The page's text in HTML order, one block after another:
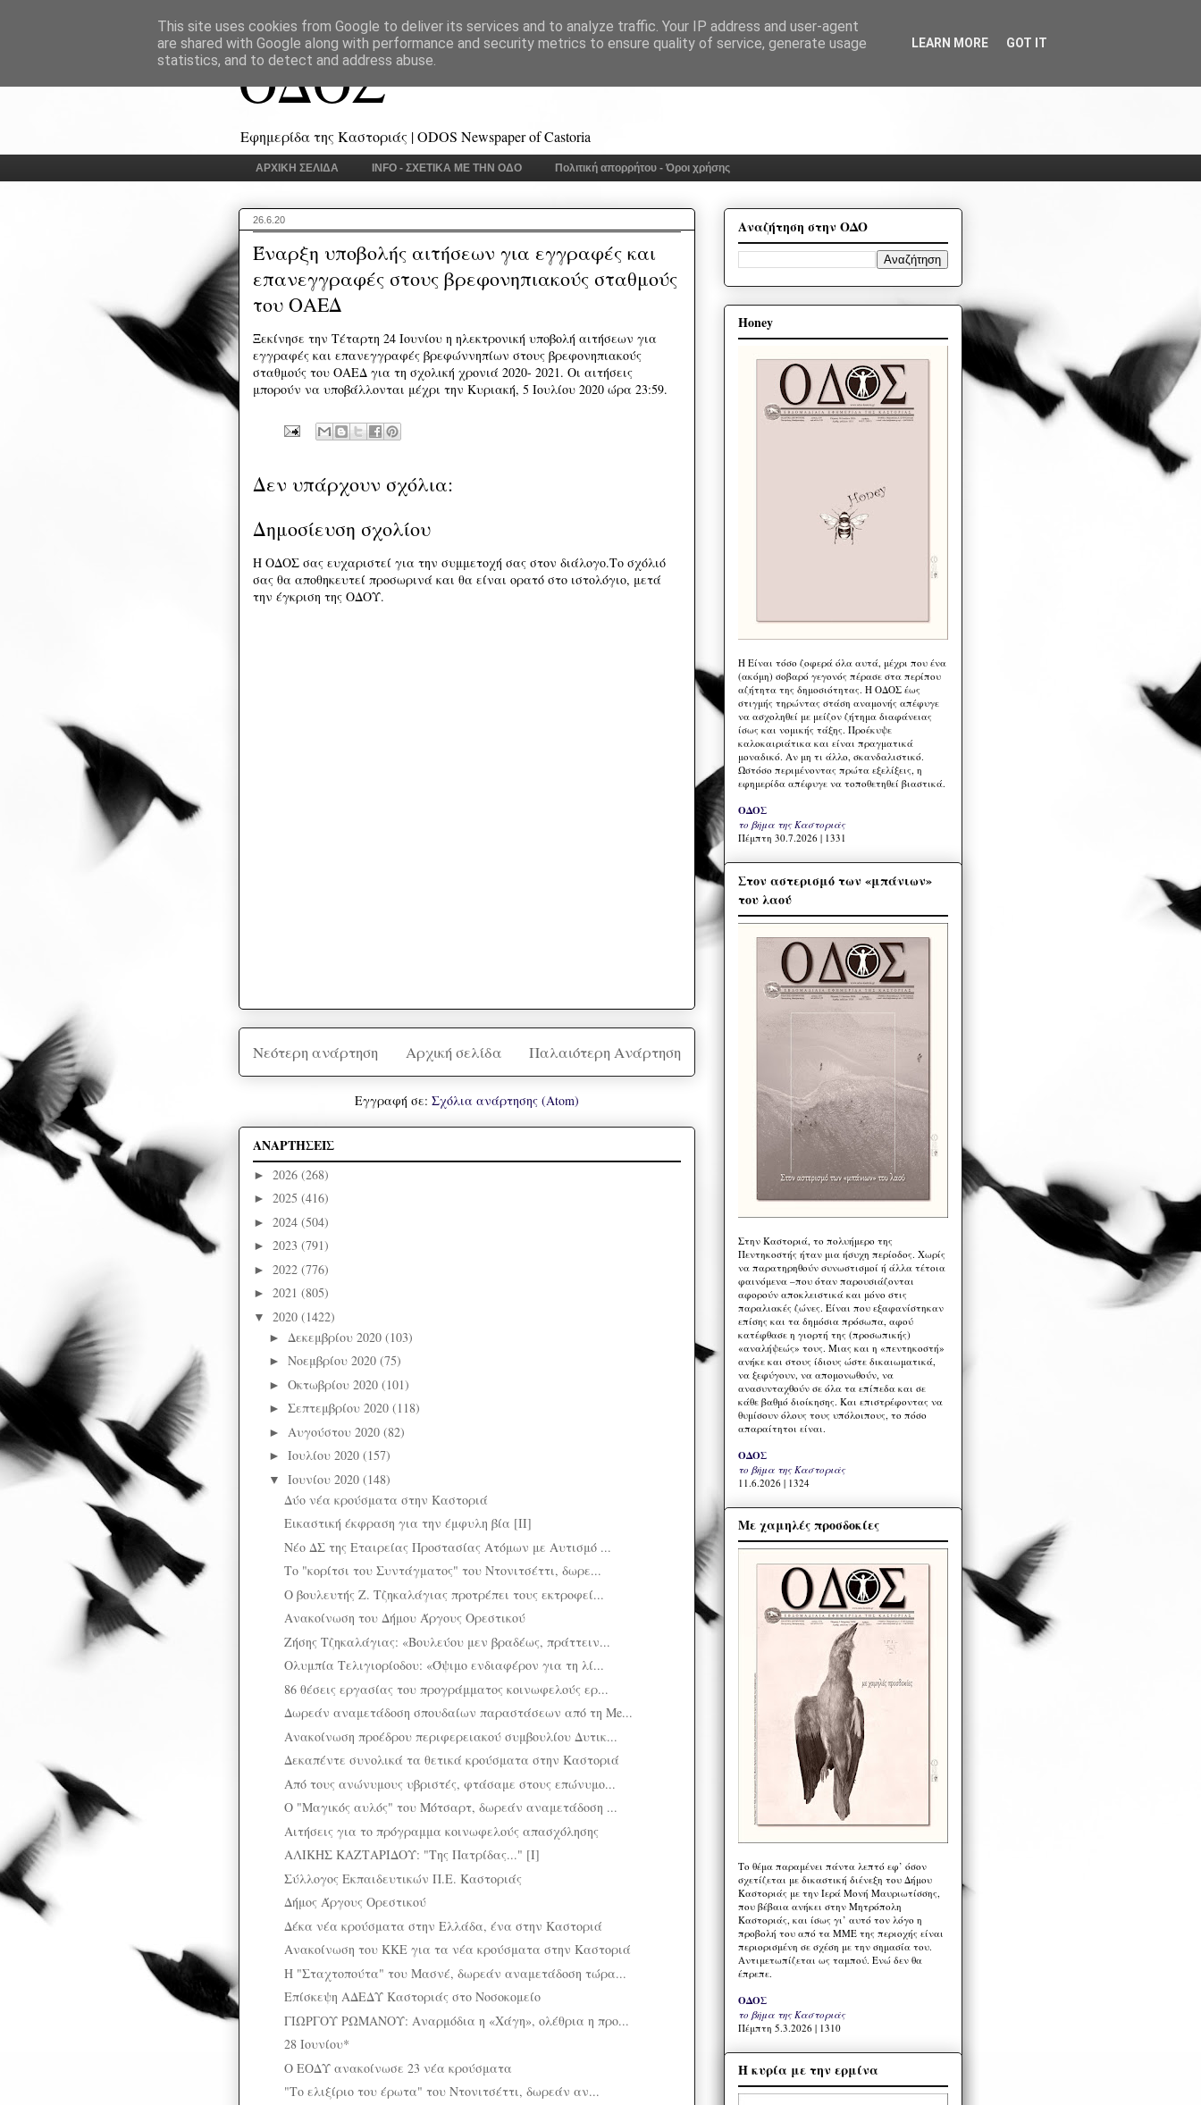
ΟΔΟΣ
Εφημερίδα της Καστοριάς | ODOS Newspaper of Castoria
ΑΡΧΙΚΗ ΣΕΛΙΔΑ INFO - ΣΧΕΤΙΚΑ ΜΕ ΤΗΝ ΟΔΟ Πολιτική απορρήτου - Όροι χρήσης
26.6.20
Έναρξη υποβολής αιτήσεων για εγγραφές και
επανεγγραφές στους βρεφονηπιακούς σταθμούς
του ΟΑΕΔ
Ξεκίνησε την Τέταρτη 24 Ιουνίου η ηλεκτρονική υποβολή αιτήσεων για
εγγραφές και επανεγγραφές βρεφώννηπίων στους βρεφονηπιακούς
σταθμούς του ΟΑΕΔ για τη σχολική χρονιά 2020- 2021. Οι αιτήσεις
μπορούν να υποβάλλονται μέχρι την Κυριακή, 5 Ιουλίου 2020 ώρα 23:59.
Δεν υπάρχουν σχόλια:
Δημοσίευση σχολίου
Η ΟΔΟΣ σας ευχαριστεί για την συμμετοχή σας στον διάλογο.Το σχόλιό
σας θα αποθηκευτεί προσωρινά και θα είναι ορατό στο ιστολόγιο, μετά
την έγκριση της ΟΔΟΥ.
Νεότερη ανάρτηση Παλαιότερη Ανάρτηση
Αρχική σελίδα
Εγγραφή σε: Σχόλια ανάρτησης (Atom)
ΑΝΑΡΤΗΣΕΙΣ
► 2026 (268)
► 2025 (416)
► 2024 (504)
► 2023 (791)
► 2022 (776)
► 2021 (805)
▼ 2020 (1422)
► Δεκεμβρίου 2020 (103)
► Νοεμβρίου 2020 (75)
► Οκτωβρίου 2020 (101)
► Σεπτεμβρίου 2020 (118)
► Αυγούστου 2020 (82)
► Ιουλίου 2020 (157)
▼ Ιουνίου 2020 (148)
Δύο νέα κρούσματα στην Καστοριά
Εικαστική έκφραση για την έμφυλη βία [ΙΙ]
Νέο ΔΣ της Εταιρείας Προστασίας Ατόμων με Αυτισμό ...
Το "κορίτσι του Συντάγματος" του Ντονιτσέττι, δωρε...
Ο βουλευτής Ζ. Τζηκαλάγιας προτρέπει τους εκτροφεί...
Ανακοίνωση του Δήμου Άργους Ορεστικού
Ζήσης Τζηκαλάγιας: «Βουλεύου μεν βραδέως, πράττειν...
Ολυμπία Τελιγιορίοδου: «Όψιμο ενδιαφέρον για τη λί...
86 θέσεις εργασίας του προγράμματος κοινωφελούς ερ...
Δωρεάν αναμετάδοση σπουδαίων παραστάσεων από τη Me...
Ανακοίνωση προέδρου περιφερειακού συμβουλίου Δυτικ...
Δεκαπέντε συνολικά τα θετικά κρούσματα στην Καστοριά
Από τους ανώνυμους υβριστές, φτάσαμε στους επώνυμο...
O "Μαγικός αυλός" του Μότσαρτ, δωρεάν αναμετάδοση ...
Αιτήσεις για το πρόγραμμα κοινωφελούς απασχόλησης
ΑΛΙΚΗΣ ΚΑΖΤΑΡΙΔΟΥ: "Της Πατρίδας..." [I]
Σύλλογος Εκπαιδευτικών Π.Ε. Καστοριάς
Δήμος Άργους Ορεστικού
Δέκα νέα κρούσματα στην Ελλάδα, ένα στην Καστοριά
Ανακοίνωση του ΚΚΕ για τα νέα κρούσματα στην Καστοριά
Η "Σταχτοπούτα" του Μασνέ, δωρεάν αναμετάδοση τώρα...
Επίσκεψη ΑΔΕΔΥ Καστοριάς στο Νοσοκομείο
ΓΙΩΡΓΟΥ ΡΩΜΑΝΟΥ: Αναρμόδια η «Χάγη», ολέθρια η προ...
28 Ιουνίου*
Ο ΕΟΔΥ ανακοίνωσε 23 νέα κρούσματα
"Το ελιξίριο του έρωτα" του Ντονιτσέττι, δωρεάν αν...
Αναζήτηση στην ΟΔΟ
Honey
Η Eίναι τόσο ζοφερά όλα αυτά, μέχρι που ένα
(ακόμη) σοβαρό γεγονός πέρασε στα περίπου
αζήτητα της δημοσιότητας. Η ΟΔΟΣ έως
στιγμής τηρώντας στάση αναμονής απέφυγε
να ασχοληθεί με μείζον ζήτημα διαφάνειας
ίσως και νομικής τάξης. Προέκυψε
καλοκαιριάτικα και είναι πραγματικά
μοναδικό. Αν μη τι άλλο, σκανδαλιστικό.
Ωστόσο περιμένοντας πρώτα εξελίξεις, η
εφημερίδα απέφυγε να τοποθετηθεί βιαστικά.
ΟΔΟΣ
το βήμα της Καστοριάς
Πέμπτη 30.7.2026 | 1331
Στον αστερισμό των «μπάνιων»
του λαού
Στην Καστοριά, το πολυήμερο της
Πεντηκοστής ήταν μια ήσυχη περίοδος. Χωρίς
να παρατηρηθούν συνωστισμοί ή άλλα τέτοια
φαινόμενα –που όταν παρουσιάζονται
αφορούν αποκλειστικά και μόνο στις
παραλιακές ζώνες. Είναι που εξαφανίστηκαν
επίσης και τα δημόσια πρόσωπα, αφού
κατέφθασε η γιορτή της (προσωπικής)
«αναλήψεώς» τους. Μιας και η «πεντηκοστή»
ανήκε και στους ίδιους ώστε δικαιωματικά,
να ξεφύγουν, να απομονωθούν, να
ανασυνταχθούν σε όλα τα επίπεδα και σε
κάθε βαθμό διοίκησης. Και επιστρέφοντας να
θυμίσουν όλους τους υπόλοιπους, το πόσο
απαραίτητοι είναι.
ΟΔΟΣ
το βήμα της Καστοριάς
11.6.2026 | 1324
Με χαμηλές προσδοκίες
Το θέμα παραμένει πάντα λεπτό εφ’ όσον
σχετίζεται με δικαστική διένεξη του Δήμου
Καστοριάς με την Ιερά Μονή Μαυριωτίσσης,
που βέβαια ανήκει στην Μητρόπολη
Καστοριάς, και ίσως γι’ αυτό τον λόγο η
προβολή του από τα ΜΜΕ της περιοχής είναι
περιορισμένη σε σχέση με την σημασία του.
Αντιμετωπίζεται ως ταμπού. Ενώ δεν θα
έπρεπε.
ΟΔΟΣ
το βήμα της Καστοριάς
Πέμπτη 5.3.2026 | 1310
Η κυρία με την ερμίνα
This site uses cookies from Google to deliver its services and to analyze traffic. Your IP address and user-agent
are shared with Google along with performance and security metrics to ensure quality of service, generate usage
statistics, and to detect and address abuse.
LEARN MORE GOT IT